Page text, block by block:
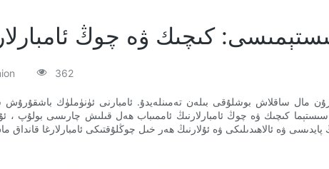
سىستېمىسى: كىچىك ۋە چوڭ
362
بۇرۇن مال ساقلاش بوشلۇقى بىلەن تەمىنلەيدۇ. ئامبارنى ئۈنۈملۈك
سىستېما كىچىك ۋە چوڭ ئامبارلارنىڭ ئاممىباب ھەل قىلىش چارىسى بولۇپ ،